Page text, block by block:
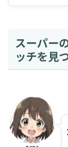
スーパー
ッチを見